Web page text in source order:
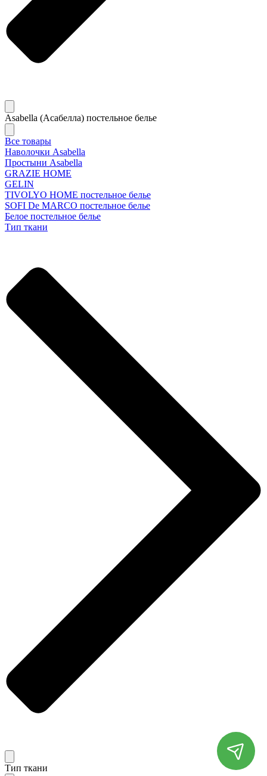
Asabella (Асабелла) постельное белье
Все товары
Наволочки Asabella
Простыни Asabella
GRAZIE HOME
GELIN
TIVOLYO HOME постельное белье
SOFI De MARCO постельное белье
Белое постельное белье
Тип ткани
Тип ткани